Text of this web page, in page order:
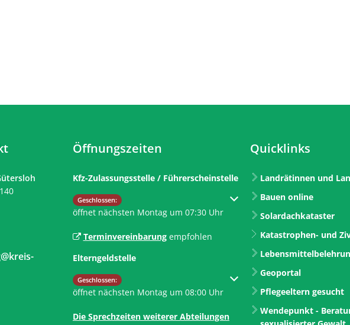
Öffnungszeiten
Kfz-Zulassungsstelle / Führerscheinstelle
Klicken, um weitere Öffnungs- oder Schließzeiten auszublenden
Geschlossen:
öffnet nächsten Montag um 07:30 Uhr
Terminvereinbarungempfohlen
Elterngeldstelle
Klicken, um weitere Öffnungs- oder Schließzeiten auszublenden
Geschlossen:
öffnet nächsten Montag um 08:00 Uhr
Die Sprechzeiten weiterer Abteilungen
Quicklinks
Landrätinnen und
Bauen online
Solardachkataster
Katastrophen- und
Geoportal
Pflegeeltern gesucht
Wendepunkt -